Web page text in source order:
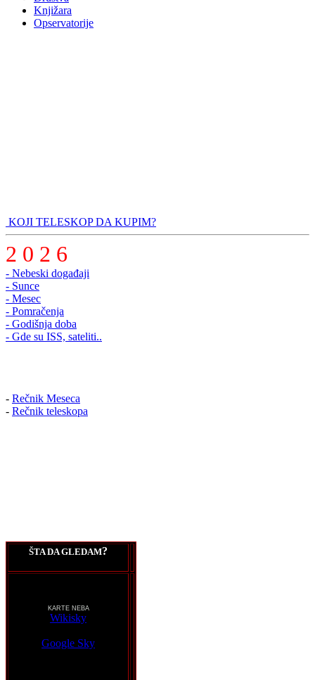
Knjižara
Opservatorije
KOJI TELESKOP DA KUPIM?
2 0 2 6
- Nebeski događaji
- Sunce
- Mesec
- Pomračenja
- Godišnja doba
- Gde su ISS, sateliti..
- Rečnik Meseca
- Rečnik teleskopa
ŠTA DA GLEDAM?
KARTE NEBA
Wikisky
Google Sky